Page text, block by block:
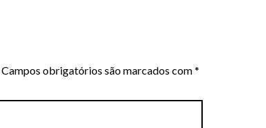
Campos obrigatórios são marcados com*